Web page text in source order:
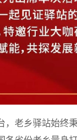
，老乡驿站始终